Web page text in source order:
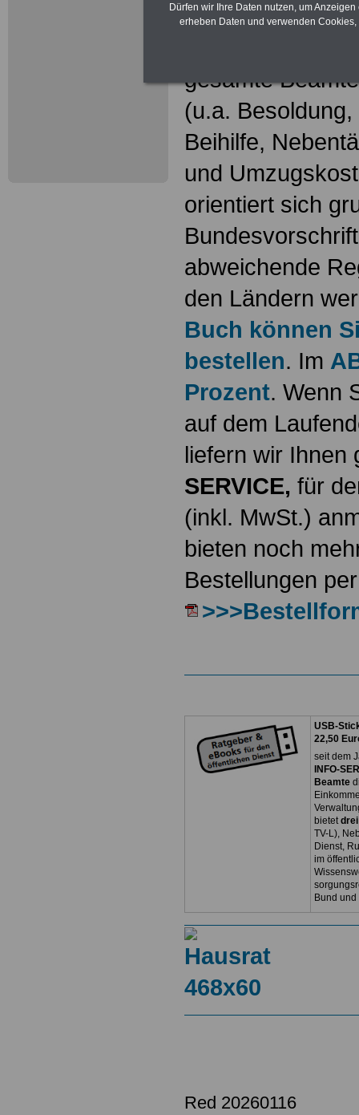
gesamte
(u.a.
Beihilfe,
und
orientiert sich
abweichende
den Ländern
Buch können
bestellen. Im
Prozent. Wenn
auf dem
liefern wir
SERVICE, für
(inkl. MwSt.)
bieten noch
Bestellungen
USB-
22,50
seit dem
INFO-
Beamte
bietet
TV-L),
Dienst,
im
Bund
Red 20260116
Dürfen wir Ihre Daten nutzen, um
erheben Daten und verwenden